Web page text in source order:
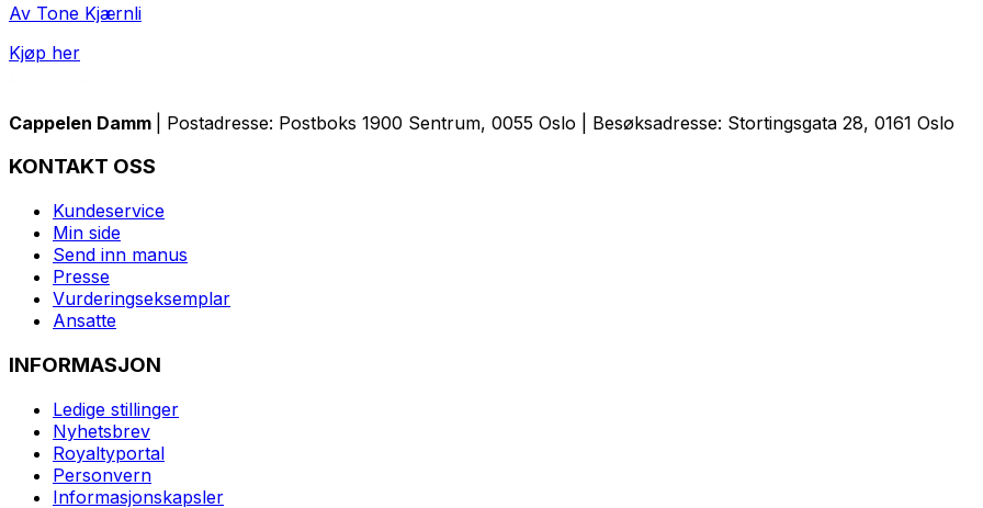
Av Tone Kjærnli
Kjøp her
Cappelen Damm | Postadresse: Postboks 1900 Sentrum, 0055 Oslo | Besøksadresse: Stortingsgata 28, 0161 Oslo
KONTAKT OSS
Kundeservice
Min side
Send inn manus
Presse
Vurderingseksemplar
Ansatte
INFORMASJON
Ledige stillinger
Nyhetsbrev
Royaltyportal
Personvern
Informasjonskapsler